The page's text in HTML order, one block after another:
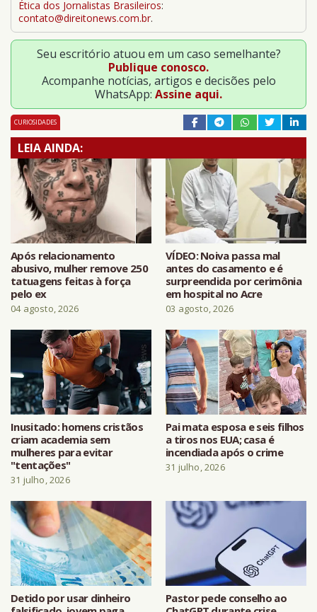
Ética dos Jornalistas Brasileiros:
contato@direitonews.com.br.
Seu escritório atuou em um caso semelhante?
Publique conosco.
Acompanhe notícias, artigos e decisões pelo
WhatsApp: Assine aqui.
CURIOSIDADES
LEIA AINDA:
Após relacionamento
abusivo, mulher remove 250
tatuagens feitas à força
pelo ex
04 agosto, 2026
VÍDEO: Noiva passa mal
antes do casamento e é
surpreendida por cerimônia
em hospital no Acre
03 agosto, 2026
Inusitado: homens cristãos
criam academia sem
mulheres para evitar
"tentações"
31 julho, 2026
Pai mata esposa e seis filhos
a tiros nos EUA; casa é
incendiada após o crime
31 julho, 2026
Detido por usar dinheiro
Pastor pede conselho ao